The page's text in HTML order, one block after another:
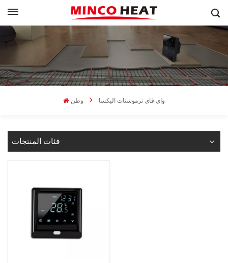
وطن واي فاي ترموستات اليكسا
فئات المنتجات